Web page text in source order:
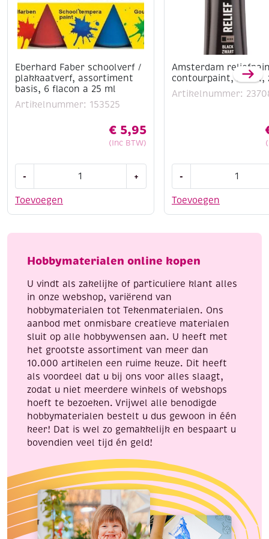
Eberhard Faber schoolverf /
plakkaatverf, assortiment
basis, 6 flacon a 25 ml
Artikelnummer: 153525
€ 5,95
(Inc BTW)
Toevoegen
-
schoolverf
assortiment
aantal
+
Amsterdam
contourpaint, 20 ml,
Artikelnummer:
Toevoegen
-
/
ml,
aantal
Hobbymaterialen online kopen
U vindt als zakelijke of particuliere klant alles
in onze webshop, variërend van
hobbymaterialen tot Tekenmaterialen. Ons
aanbod met onmisbare creatieve materialen
sluit op alle hobbywensen aan. U heeft met
het grootste assortiment van meer dan
10.000 artikelen een ruime keuze. Dit heeft
als voordeel dat u bij ons voor alles slaagt,
zodat u niet meerdere winkels of webshops
hoeft te bezoeken. Vrijwel alle benodigde
hobbymaterialen bestelt u dus gewoon in één
keer! Dat is wel zo gemakkelijk en bespaart u
bovendien veel tijd én geld!